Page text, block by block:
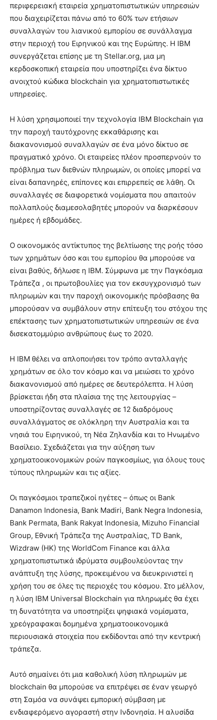
περιφερειακή εταιρεία χρηματοπιστωτικών υπηρεσιών
που διαχειρίζεται πάνω από το 60% των ετήσιων
συναλλαγών του λιανικού εμπορίου σε συνάλλαγμα
στην περιοχή του Ειρηνικού και της Ευρώπης. Η IBM
συνεργάζεται επίσης με τη Stellar.org, μια μη
κερδοσκοπική εταιρεία που υποστηρίζει ένα δίκτυο
ανοιχτού κώδικα blockchain για χρηματοπιστωτικές
υπηρεσίες.
Η λύση χρησιμοποιεί την τεχνολογία IBM Blockchain για
την παροχή ταυτόχρονης εκκαθάρισης και
διακανονισμού συναλλαγών σε ένα μόνο δίκτυο σε
πραγματικό χρόνο. Οι εταιρείες πλέον προσπερνούν το
πρόβλημα των διεθνών πληρωμών, οι οποίες μπορεί να
είναι δαπανηρές, επίπονες και επιρρεπείς σε λάθη. Οι
συναλλαγές σε διαφορετικά νομίσματα που απαιτούν
πολλαπλούς διαμεσολαβητές μπορούν να διαρκέσουν
ημέρες ή εβδομάδες.
Ο οικονομικός αντίκτυπος της βελτίωσης της ροής τόσο
των χρημάτων όσο και του εμπορίου θα μπορούσε να
είναι βαθύς, δήλωσε η IBM. Σύμφωνα με την Παγκόσμια
Τράπεζα , οι πρωτοβουλίες για τον εκσυγχρονισμό των
πληρωμών και την παροχή οικονομικής πρόσβασης θα
μπορούσαν να συμβάλουν στην επίτευξη του στόχου της
επέκτασης των χρηματοπιστωτικών υπηρεσιών σε ένα
δισεκατομμύριο ανθρώπους έως το 2020.
Η IBM θέλει να απλοποιήσει τον τρόπο ανταλλαγής
χρημάτων σε όλο τον κόσμο και να μειώσει το χρόνο
διακανονισμού από ημέρες σε δευτερόλεπτα. Η λύση
βρίσκεται ήδη στα πλαίσια της της λειτουργίας –
υποστηρίζοντας συναλλαγές σε 12 διαδρόμους
συναλλάγματος σε ολόκληρη την Αυστραλία και τα
νησιά του Ειρηνικού, τη Νέα Ζηλανδία και το Ηνωμένο
Βασίλειο. Σχεδιάζεται για την αύξηση των
χρηματοοικονομικών ροών παγκοσμίως, για όλους τους
τύπους πληρωμών και τις αξίες.
Οι παγκόσμιοι τραπεζικοί ηγέτες – όπως οι Bank
Danamon Indonesia, Bank Madiri, Bank Negra Indonesia,
Bank Permata, Bank Rakyat Indonesia, Mizuho Financial
Group, Εθνική Τράπεζα της Αυστραλίας, TD Bank,
Wizdraw (HK) της WorldCom Finance και άλλα
χρηματοπιστωτικά ιδρύματα συμβουλεύοντας την
ανάπτυξη της λύσης, προκειμένου να διευκρινιστεί η
χρήση του σε όλες τις περιοχές του κόσμου. Στο μέλλον,
η λύση IBM Universal Blockchain για πληρωμές θα έχει
τη δυνατότητα να υποστηρίξει ψηφιακά νομίσματα,
χρεόγραφακαι δομημένα χρηματοοικονομικά
περιουσιακά στοιχεία που εκδίδονται από την κεντρική
τράπεζα.
Αυτό σημαίνει ότι μια καθολική λύση πληρωμών με
blockchain θα μπορούσε να επιτρέψει σε έναν γεωργό
στη Σαμόα να συνάψει εμπορική σύμβαση με
ενδιαφερόμενο αγοραστή στην Ινδονησία. Η αλυσίδα